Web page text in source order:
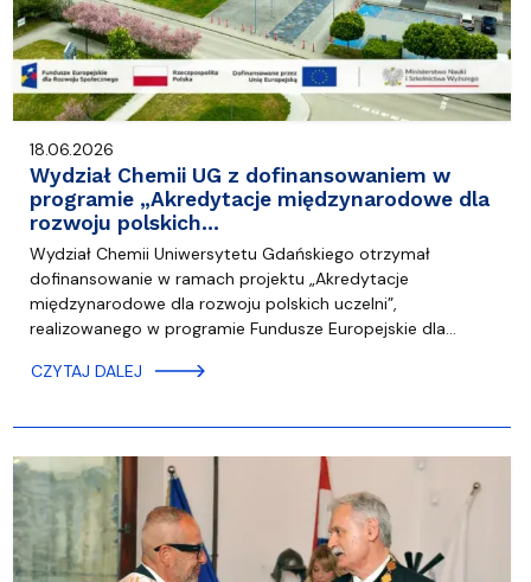
18.06.2026
Wydział Chemii UG z dofinansowaniem w
programie „Akredytacje międzynarodowe dla
rozwoju polskich…
Wydział Chemii Uniwersytetu Gdańskiego otrzymał
dofinansowanie w ramach projektu „Akredytacje
międzynarodowe dla rozwoju polskich uczelni”,
realizowanego w programie Fundusze Europejskie dla…
CZYTAJ DALEJ